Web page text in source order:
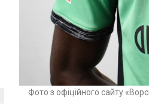
Фото з офіційного сайту